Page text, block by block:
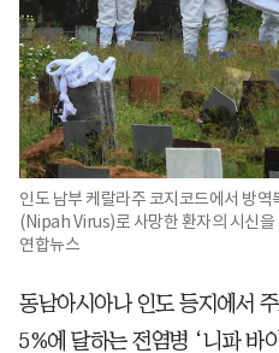
인도 남부 케랄라주 코지코드에서 방
(Nipah Virus)로 사망한 환자의 시신을
연합뉴스
동남아시아나 인도 등지에서
5%에 달하는 전염병 ‘니파 바